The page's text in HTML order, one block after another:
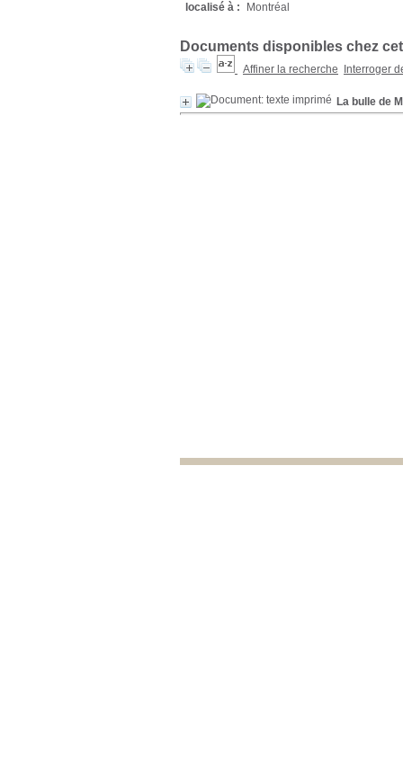
localisé à : Montréal
Documents disponibles chez
Affiner la recherche Interroger
La bulle de